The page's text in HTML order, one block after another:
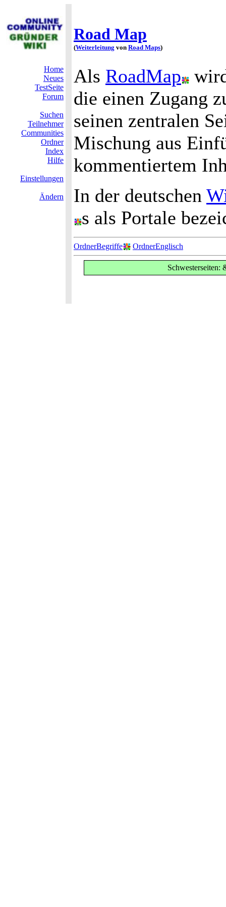
Road Map
(Weiterleitung von Road Maps)
Home
Neues
TestSeite
Forum
Suchen
Teilnehmer
Communities
Ordner
Index
Hilfe
Einstellungen
Ändern
Als RoadMap
die einen Zugang
seinen zentralen
Mischung aus
kommentiertem
In der deutschen
s als Portale
OrdnerBegriffe OrdnerEnglisch
Schwesterseiten: